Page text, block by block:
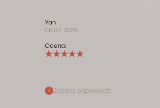
Yan
06.04.2026
Ocena:
Zobacz odpowiedź